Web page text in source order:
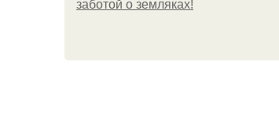
заботой о земляках!